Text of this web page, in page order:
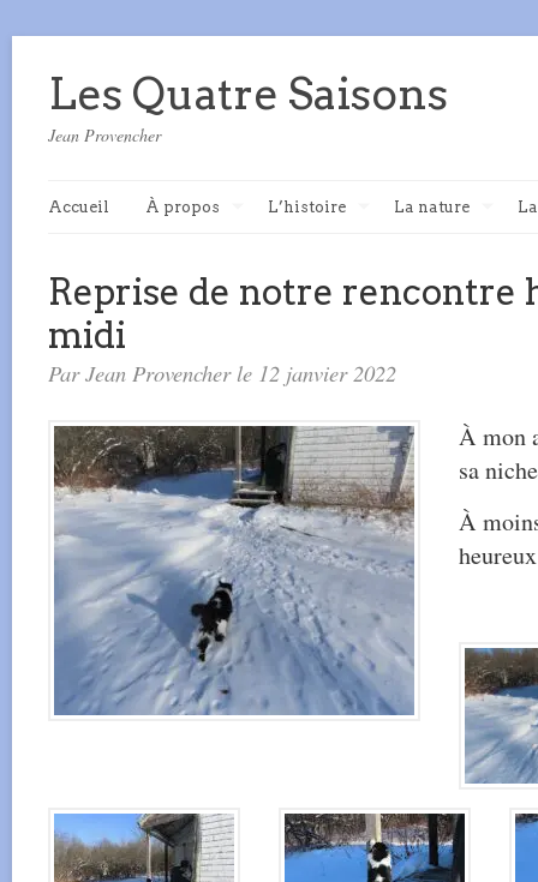
Les Quatre Saisons
Jean Provencher
Accueil À propos L’histoire La nature
Reprise de notre rencontre
midi
Par Jean Provencher le 12 janvier 2022
À mon
sa
À